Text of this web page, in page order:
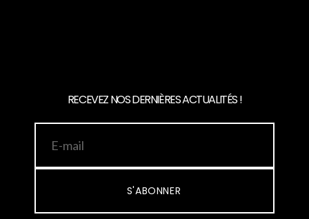
RECEVEZ NOS DERNIÈRES ACTUALITÉS !
S'ABONNER